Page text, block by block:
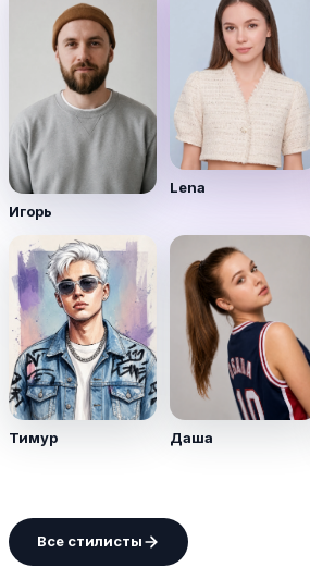
Игорь
Lena
Тимур Даша
Все стилисты